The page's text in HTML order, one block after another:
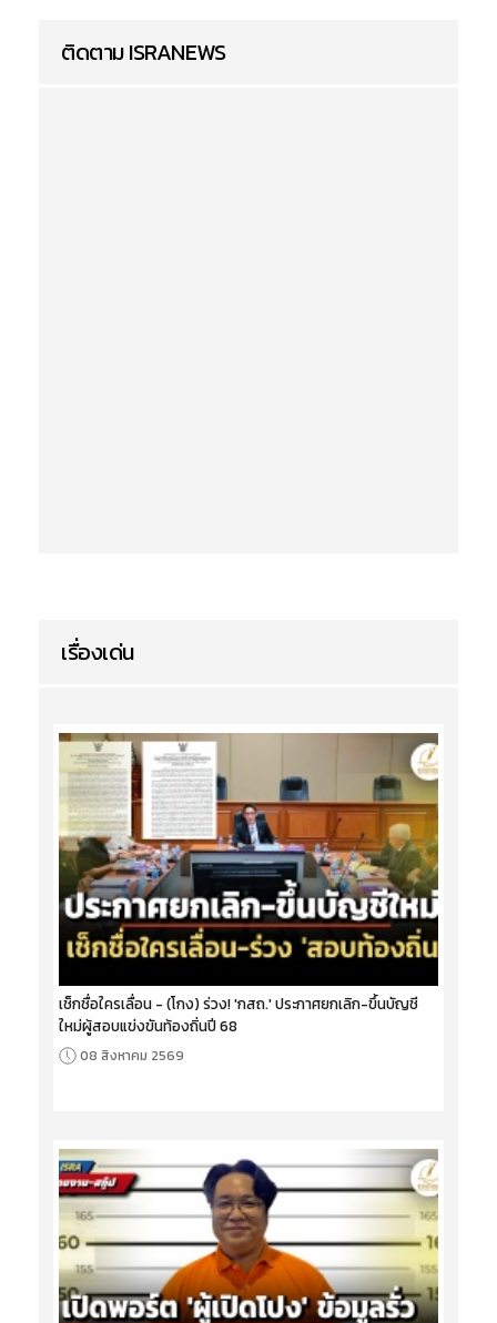
ติดตาม ISRANEWS
เรื่องเด่น
เช็กชื่อใครเลื่อน - (โกง) ร่วง! 'กสถ.' ประกาศยกเลิก-ขึ้นบัญชี
ใหม่ผู้สอบแข่งขันท้องถิ่นปี 68
08 สิงหาคม 2569